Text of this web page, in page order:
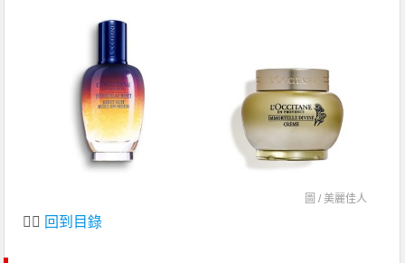
圖 /美麗佳人
👆🏻 回到目錄